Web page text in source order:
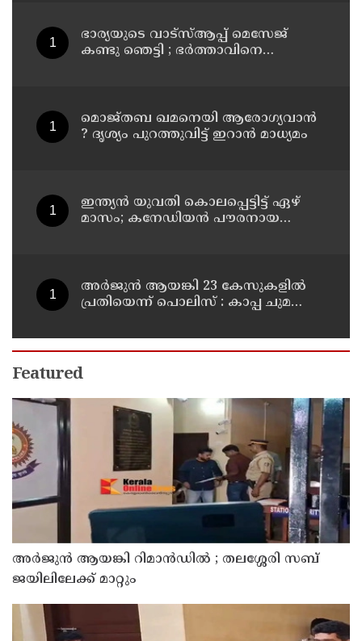
ഭാര്യയുടെ വാട്സ്ആപ്പ് മെസേജ്
കണ്ടു ഞെട്ടി ; ഭര്‍ത്താവിനെ
യുവതിയും സുഹൃത്തും ഒളിവില്‍
മൊജ്തബ ഖമനെയി ആരോഗ്യവാന്‍
? ദൃശ്യം പുറത്തുവിട്ട് ഇറാന്‍ മാധ്യമം
ഇന്ത്യന്‍ യുവതി കൊലപ്പെട്ടിട്ട് ഏഴ്
മാസം; കനേഡിയന്‍ പൗരനായ
അര്‍ജുന്‍ ആയങ്കി 23 കേസുകളില്‍
പ്രതിയെന്ന് പൊലിസ് : കാപ്പ ചുമത്തി
Featured
അര്‍ജുന്‍ ആയങ്കി റിമാന്‍ഡില്‍ ; തലശ്ശേരി സബ്
ജയിലിലേക്ക് മാറ്റും